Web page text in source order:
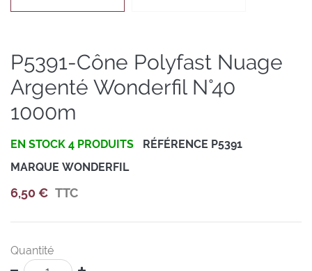
P5391-Cône Polyfast Nuage
Argenté Wonderfil N°40
1000m
EN STOCK 4 PRODUITS RÉFÉRENCE P5391
MARQUE WONDERFIL
6,50 € TTC
Quantité